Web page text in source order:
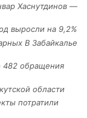
Хаснутдинов —
выросли на 9,2%
В Забайкалье
482 обращения
области
потратили